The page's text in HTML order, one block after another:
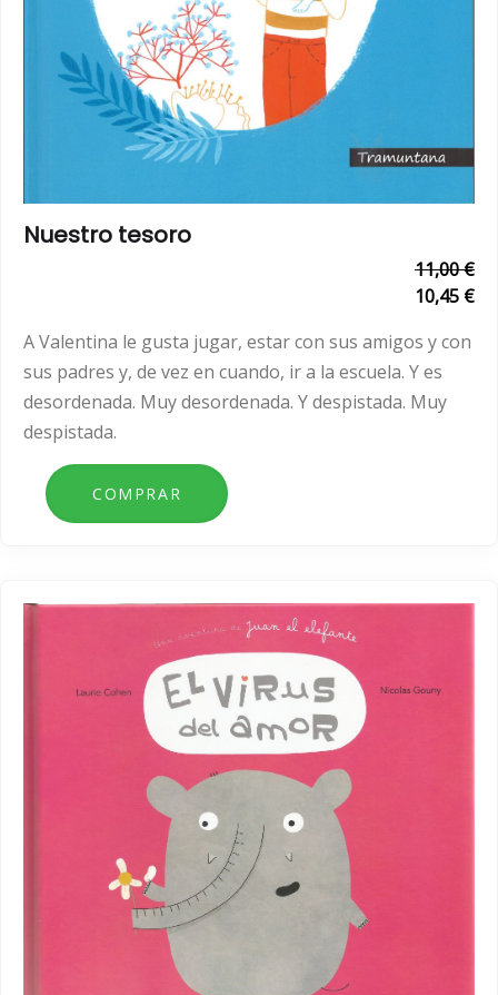
Nuestro tesoro
11,00 €
10,45 €
A Valentina le gusta jugar, estar con sus amigos y con
sus padres y, de vez en cuando, ir a la escuela. Y es
desordenada. Muy desordenada. Y despistada. Muy
despistada.